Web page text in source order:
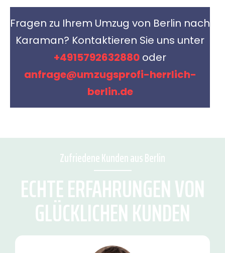
Fragen zu Ihrem Umzug von Berlin nach
Karaman? Kontaktieren Sie uns unter
+4915792632880 oder
anfrage@umzugsprofi-herrlich-
berlin.de
Zufriedene Kunden aus Berlin
ECHTE ERFAHRUNGEN VON
GLÜCKLICHEN KUNDEN